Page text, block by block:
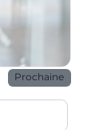
Prochaine